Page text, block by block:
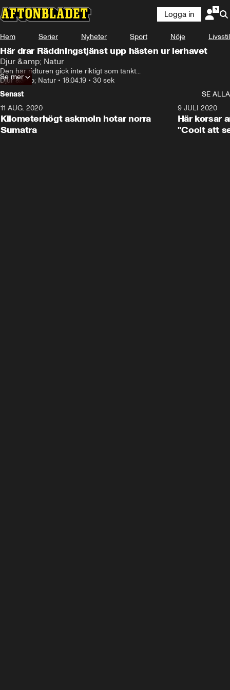
Logga in
Hem Serier Nyheter Sport Nöje Livsstil
Här drar Räddningstjänst upp hästen ur lerhavet
Djur &amp; Natur
Den här ridturen gick inte riktigt som tänkt...
Djur &amp; Natur • 18.04.19 • 30 sek
Se mer
Senast
SE ALLA
11 AUG. 2020
Kilometerhögt askmoln hotar norra
Sumatra
9 JULI 2020
Här korsar
"Coolt att